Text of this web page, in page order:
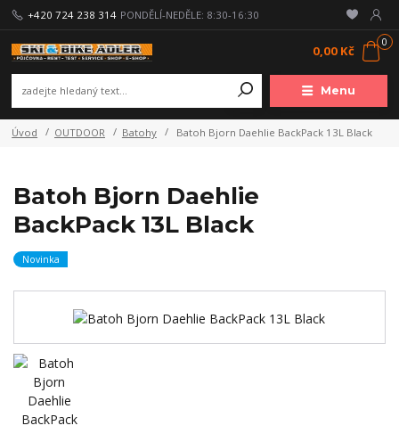
Menu
+420 724 238 314 PONDĚLÍ-NEDĚLE: 8:30-16:30
0
0,00 Kč
Úvod OUTDOOR Batohy Batoh Bjorn Daehlie BackPack 13L Black
Batoh Bjorn Daehlie
BackPack 13L Black
Novinka